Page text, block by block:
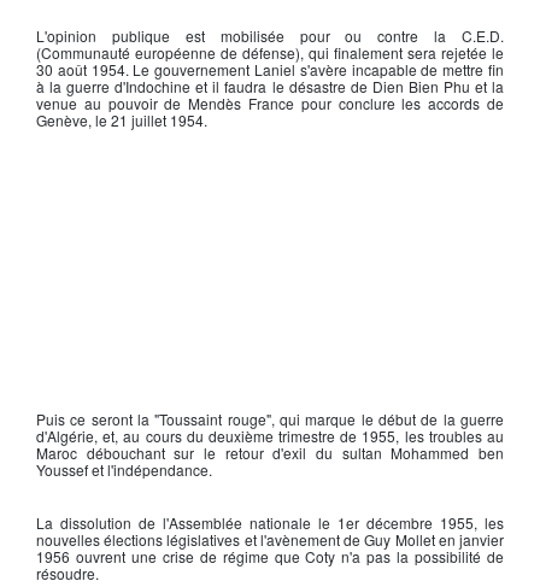
L'opinion publique est mobilisée pour ou contre la C.E.D.
(Communauté européenne de défense), qui finalement sera rejetée le
30 août 1954. Le gouvernement Laniel s'avère incapable de mettre fin
à laguerre d'Indochine et il faudra le désastre de Dien Bien Phu et la
venue au pouvoir de Mendès France pour conclure les accords de
Genève, le 21 juillet 1954.
Puis ce seront la "Toussaint rouge", qui marque le début de la guerre
d'Algérie, et, au cours du deuxième trimestre de 1955, les troubles au
Maroc débouchant sur le retour d'exil du sultan Mohammed ben
Youssef et l'indépendance.
La dissolution de l'Assemblée nationale le 1er décembre 1955, les
nouvelles élections législatives et l'avènement de Guy Mollet en janvier
1956 ouvrent une crise de régime que Coty n'a pas la possibilité de
résoudre.